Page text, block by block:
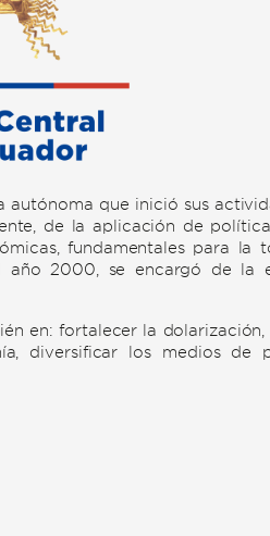
que inició sus
de la aplicación de
fundamentales para la
año 2000, se encargó de la
en: fortalecer la
diversificar los medios